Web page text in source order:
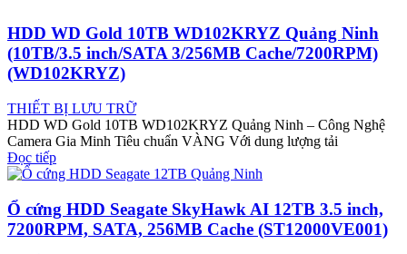
HDD WD Gold 10TB WD102KRYZ Quảng Ninh
(10TB/3.5 inch/SATA 3/256MB Cache/7200RPM)
(WD102KRYZ)
THIẾT BỊ LƯU TRỮ
HDD WD Gold 10TB WD102KRYZ Quảng Ninh – Công Nghệ
Camera Gia Minh Tiêu chuẩn VÀNG Với dung lượng tải
Đọc tiếp
Ổ cứng HDD Seagate SkyHawk AI 12TB 3.5 inch,
7200RPM, SATA, 256MB Cache (ST12000VE001)